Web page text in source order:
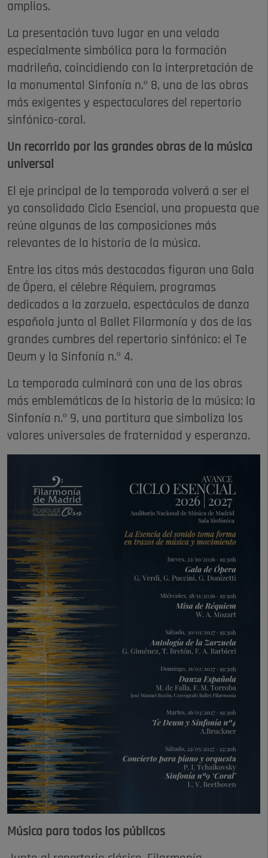
amplios.
La presentación tuvo lugar en una velada
especialmente simbólica para la formación
madrileña, coincidiendo con la interpretación de
la monumental Sinfonía n.º 8, una de las obras
más exigentes y espectaculares del repertorio
sinfónico-coral.
Un recorrido por las grandes obras de la música
universal
El eje principal de la temporada volverá a ser el
ya consolidado Ciclo Esencial, una propuesta que
reúne algunas de las composiciones más
relevantes de la historia de la música.
Entre las citas más destacadas figuran una Gala
de Ópera, el célebre Réquiem, programas
dedicados a la zarzuela, espectáculos de danza
española junto al Ballet Filarmonía y dos de las
grandes cumbres del repertorio sinfónico: el Te
Deum y la Sinfonía n.º 4.
La temporada culminará con una de las obras
más emblemáticas de la historia de la música: la
Sinfonía n.º 9, una partitura que simboliza los
valores universales de fraternidad y esperanza.
Música para todos los públicos